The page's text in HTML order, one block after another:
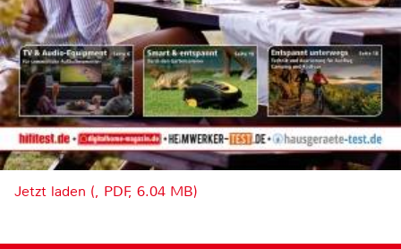
Jetzt laden (, PDF, 6.04 MB)